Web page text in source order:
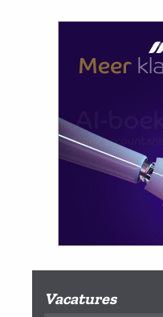
Vacatures